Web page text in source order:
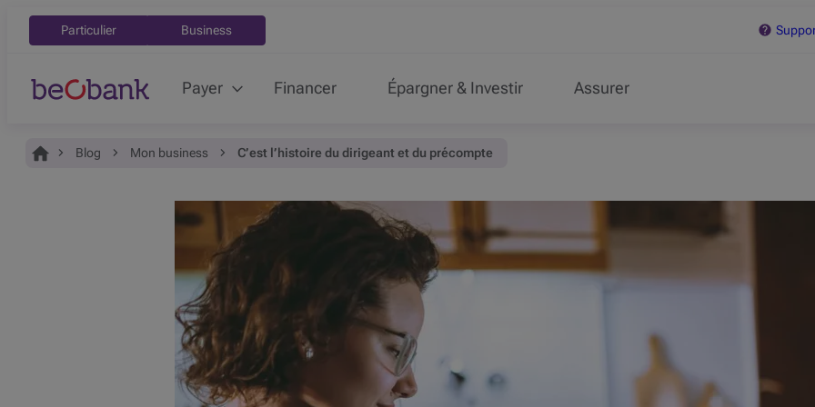
Particulier Business
Payer Financer Épargner & Investir Assurer
Vous êtes ici:
Accueil Blog Mon business C’est l’histoire du dirigeant et du précompte